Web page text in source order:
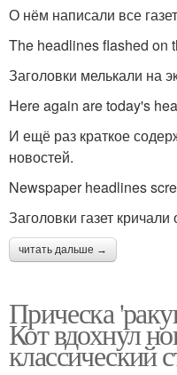
О нём написали все
The headlines flashed on
Заголовки мелькали на
Here again are today's
И ещё раз краткое
новостей.
Newspaper headlines
Заголовки газет
читать дальше →
Прическа
Кот вдохнул
классический